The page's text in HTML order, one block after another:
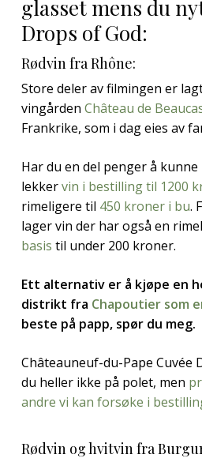
glasset mens du
Drops of God:
Rødvin fra Rhône:
Store deler av filmingen er
vingården Château de
Frankrike, som i dag eies av
Har du en del penger å
lekkervin i bestilling til 1200
rimeligere til 450 kroner i bu.
lager vin der har også en
basis til under 200 kroner.
Ett alternativ er å kjøpe en
distrikt fra Chapoutier som
beste på papp, spør du meg.
Châteauneuf-du-Pape Cuvée
du heller ikke på polet, men
andre vi kan forsøke i
Rødvin og hvitvin fra